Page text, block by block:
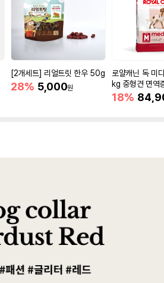
[2개세트] 리얼트릿 한우 50g
28% 5,000원
로얄캐닌 독 미
kg 중형견 면역
18%